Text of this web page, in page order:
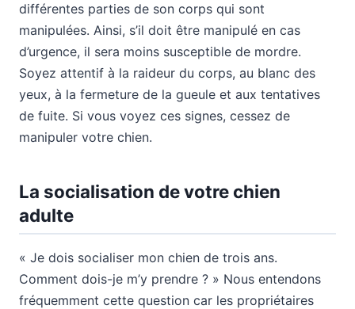
différentes parties de son corps qui sont
manipulées. Ainsi, s’il doit être manipulé en cas
d’urgence, il sera moins susceptible de mordre.
Soyez attentif à la raideur du corps, au blanc des
yeux, à la fermeture de la gueule et aux tentatives
de fuite. Si vous voyez ces signes, cessez de
manipuler votre chien.
La socialisation de votre chien
adulte
« Je dois socialiser mon chien de trois ans.
Comment dois-je m’y prendre ? » Nous entendons
fréquemment cette question car les propriétaires